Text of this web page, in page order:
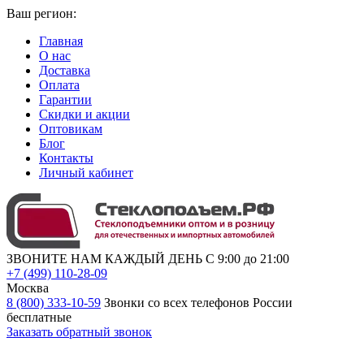
Ваш регион:
Главная
О нас
Доставка
Оплата
Гарантии
Скидки и акции
Оптовикам
Блог
Контакты
Личный кабинет
ЗВОНИТЕ НАМ КАЖДЫЙ ДЕНЬ С 9:00 до 21:00
+7 (499) 110-28-09
Москва
8 (800) 333-10-59 Звонки со всех телефонов России
бесплатные
Заказать обратный звонок